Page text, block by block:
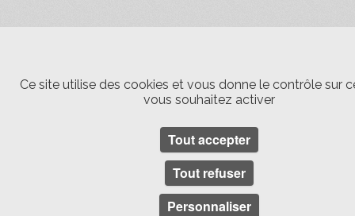
Ce site utilise des cookies et vous donne le contrôle sur
vous souhaitez activer
Tout accepter
Tout refuser
Personnaliser